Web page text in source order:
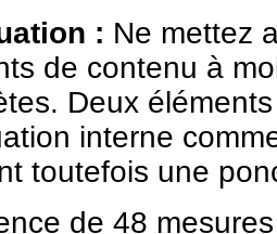
: Ne mettez
de contenu à
Deux
interne
toutefois une
de 48